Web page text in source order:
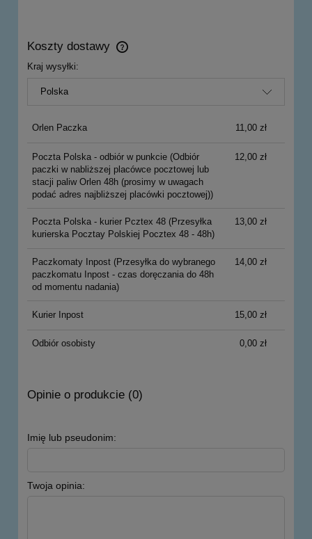
Koszty dostawy
Cena nie zawiera ewentualnych kosztów płatności
Kraj wysyłki:
Orlen Paczka 11,00 zł
Poczta Polska - odbiór w punkcie(Odbiór
paczki w nabliższej placówce pocztowej lub
stacji paliw Orlen 48h (prosimy w uwagach
podać adres najbliższej placówki pocztowej))
12,00 zł
Poczta Polska - kurier Pcztex 48(Przesyłka
kurierska Pocztay Polskiej Pocztex 48 - 48h)
13,00 zł
Paczkomaty Inpost(Przesyłka do wybranego
paczkomatu Inpost - czas doręczania do 48h
od momentu nadania)
14,00 zł
Kurier Inpost 15,00 zł
Odbiór osobisty 0,00 zł
Opinie o produkcie (0)
Imię lub pseudonim:
Twoja opinia: